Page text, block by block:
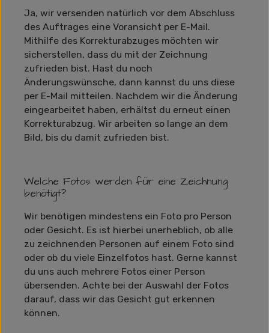
Ja, wir versenden natürlich vor dem Abschluss
des Auftrages eine Voransicht per E-Mail.
Mithilfe des Korrekturabzuges möchten wir
sicherstellen, dass du mit der Zeichnung
zufrieden bist. Hast du noch
Änderungswünsche, dann kannst du uns diese
per E-Mail mitteilen. Nachdem wir die Änderung
eingearbeitet haben, erhältst du erneut einen
Korrekturabzug. Wir arbeiten so lange an dem
Bild, bis du damit zufrieden bist.
Welche Fotos werden für eine Zeichnung
benötigt?
Wir benötigen mindestens ein Foto pro Person
oder Gesicht. Es ist hierbei unerheblich, ob alle
zu zeichnenden Personen auf einem Foto sind
oder ob du viele Einzelfotos hast. Gerne kannst
du uns auch mehrere Fotos einer Person
übersenden. Achte bei der Auswahl der Fotos
darauf, dass wir das Gesicht gut erkennen
können.